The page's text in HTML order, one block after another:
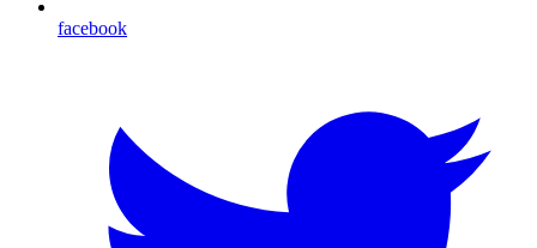
facebook